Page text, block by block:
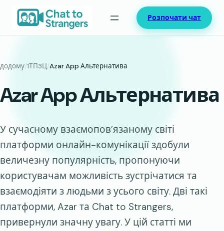
Перейти
Розпочати чат
додому/1ТП3Ц/Azar App Альтернатива
Azar App Альтернатива
У сучасному взаємопов’язаному світі
платформи онлайн-комунікації здобули
величезну популярність, пропонуючи
користувачам можливість зустрічатися та
взаємодіяти з людьми з усього світу. Дві такі
платформи, Azar та Chat to Strangers,
привернули значну увагу. У цій статті ми